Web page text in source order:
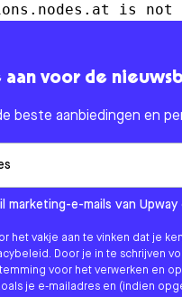
is not
aan voor de
beste aanbiedingen en
you like to hear from us?
marketing-e-mails van
het vakje aan te vinken dat je
Door je in te schrijven
voor het verwerken en
je e-mailadres en (indien